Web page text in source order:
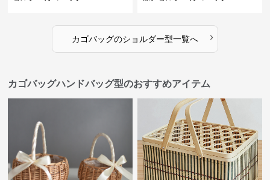
カゴバッグのショルダー型一覧へ ›
カゴバッグハンドバッグ型のおすすめアイテム